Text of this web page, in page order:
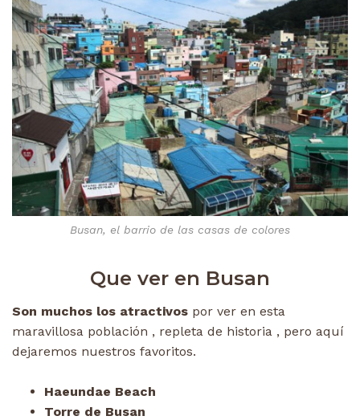
Busan, el barrio de las casas de colores
Que ver en Busan
Son muchos los atractivos por ver en esta
maravillosa población , repleta de historia , pero aquí
dejaremos nuestros favoritos.
Haeundae Beach
Torre de Busan